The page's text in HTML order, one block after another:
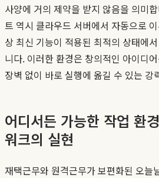
사양에 거의 제약을 받지 않음을 의미
트 역시 클라우드 서버에서 자동으로
상 최신 기능이 적용된 최적의 상태에
니다. 이러한 환경은 창의적인 아이디
장벽 없이 바로 실행에 옮길 수 있는 강
어디서든 가능한 작업 환
워크의 실현
재택근무와 원격근무가 보편화된 오늘